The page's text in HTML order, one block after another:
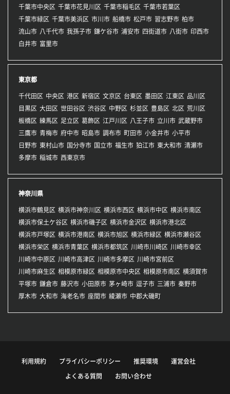
千葉市中央区 千葉市花見川区 千葉市稲毛区 千葉市若葉区
千葉市緑区 千葉市美浜区 市川市 船橋市 松戸市 習志野市 柏市
流山市 八千代市 我孫子市 鎌ケ谷市 浦安市 四街道市 八街市 印西市
白井市 富里市
東京都
千代田区 中央区 港区 新宿区 文京区 台東区 墨田区 江東区 品川区
目黒区 大田区 世田谷区 渋谷区 中野区 杉並区 豊島区 北区 荒川区
板橋区 練馬区 足立区 葛飾区 江戸川区 八王子市 立川市 武蔵野市
三鷹市 青梅市 府中市 昭島市 調布市 町田市 小金井市 小平市
日野市 東村山市 国分寺市 国立市 福生市 狛江市 東大和市 清瀬市
多摩市 稲城市 西東京市
神奈川県
横浜市鶴見区 横浜市神奈川区 横浜市西区 横浜市中区 横浜市南区
横浜市保土ケ谷区 横浜市磯子区 横浜市金沢区 横浜市港北区
横浜市戸塚区 横浜市港南区 横浜市旭区 横浜市緑区 横浜市瀬谷区
横浜市栄区 横浜市青葉区 横浜市都筑区 川崎市川崎区 川崎市幸区
川崎市中原区 川崎市高津区 川崎市多摩区 川崎市宮前区
川崎市麻生区 相模原市緑区 相模原市中央区 相模原市南区 横須賀市
平塚市 鎌倉市 藤沢市 小田原市 茅ヶ崎市 逗子市 三浦市 秦野市
厚木市 大和市 海老名市 座間市 綾瀬市 中郡大磯町
利用規約 プライバシーポリシー 推奨環境 運営会社
よくある質問 お問い合わせ